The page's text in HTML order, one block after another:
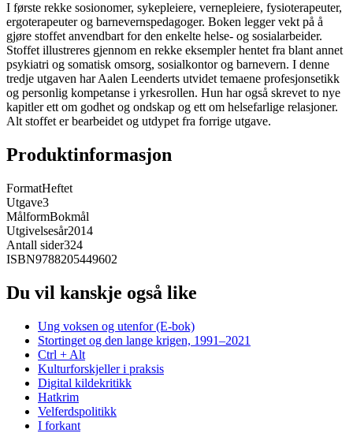
I første rekke sosionomer, sykepleiere, vernepleiere, fysioterapeuter,
ergoterapeuter og barnevernspedagoger. Boken legger vekt på å
gjøre stoffet anvendbart for den enkelte helse- og sosialarbeider.
Stoffet illustreres gjennom en rekke eksempler hentet fra blant annet
psykiatri og somatisk omsorg, sosialkontor og barnevern. I denne
tredje utgaven har Aalen Leenderts utvidet temaene profesjonsetikk
og personlig kompetanse i yrkesrollen. Hun har også skrevet to nye
kapitler ett om godhet og ondskap og ett om helsefarlige relasjoner.
Alt stoffet er bearbeidet og utdypet fra forrige utgave.
Produktinformasjon
FormatHeftet
Utgave3
MålformBokmål
Utgivelsesår2014
Antall sider324
ISBN9788205449602
Du vil kanskje også like
Ung voksen og utenfor (E-bok)
Stortinget og den lange krigen, 1991–2021
Ctrl + Alt
Kulturforskjeller i praksis
Digital kildekritikk
Hatkrim
Velferdspolitikk
I forkant